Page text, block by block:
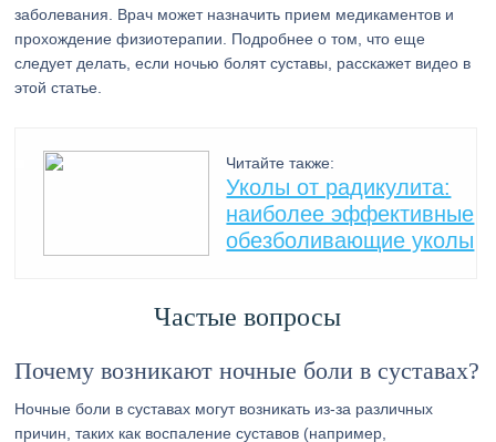
заболевания. Врач может назначить прием медикаментов и
прохождение физиотерапии. Подробнее о том, что еще
следует делать, если ночью болят суставы, расскажет видео в
этой статье.
Читайте также:
Уколы от радикулита:
наиболее эффективные
обезболивающие уколы
Частые вопросы
Почему возникают ночные боли в суставах?
Ночные боли в суставах могут возникать из-за различных
причин, таких как воспаление суставов (например,